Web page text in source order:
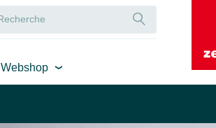
Webshop